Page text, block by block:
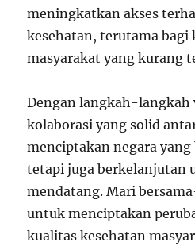
meningkatkan akses
kesehatan, terutama bagi
masyarakat yang kurang
Dengan langkah-langkah
kolaborasi yang solid
menciptakan negara
tetapi juga berkelanjutan
mendatang. Mari
untuk menciptakan
kualitas kesehatan